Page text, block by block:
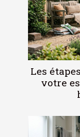
Les
votre